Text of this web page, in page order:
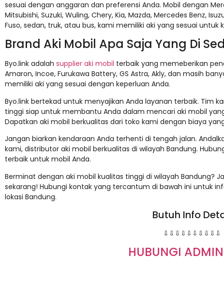
sesuai dengan anggaran dan preferensi Anda. Mobil dengan
Mitsubishi, Suzuki, Wuling, Chery, Kia, Mazda, Mercedes Benz,
Fuso, sedan, truk, atau bus, kami memiliki aki yang sesuai untuk
Brand Aki Mobil Apa Saja Yang Di
Byo.link adalah supplier aki mobil terbaik yang memeberikan
Amaron, Incoe, Furukawa Battery, GS Astra, Akly, dan masih
memiliki aki yang sesuai dengan keperluan Anda.
Byo.link bertekad untuk menyajikan Anda layanan terbaik. Tim
tinggi siap untuk membantu Anda dalam mencari aki mobil
Dapatkan aki mobil berkualitas dari toko kami dengan biaya
Jangan biarkan kendaraan Anda terhenti di tengah jalan.
kami, distributor aki mobil berkualitas di wilayah Bandung.
terbaik untuk mobil Anda.
Berminat dengan aki mobil kualitas tinggi di wilayah Bandung?
sekarang! Hubungi kontak yang tercantum di bawah ini untuk
lokasi Bandung.
Butuh Info
⇩⇩⇩⇩⇩⇩⇩⇩⇩⇩
HUBUNGI